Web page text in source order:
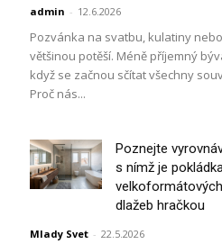
admin - 12.6.2026
Pozvánka na svatbu, kulatiny
většinou potěší. Méně příjemný
když se začnou sčítat všechny
Proč nás...
Poznejte
s nímž je
dlažeb hračkou
Mlady Svet - 22.5.2026